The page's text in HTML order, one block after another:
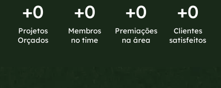
+0
Projetos
Orçados
+0
Membros
no time
+0
Premiações
na área
+0
Clientes
satisfeitos